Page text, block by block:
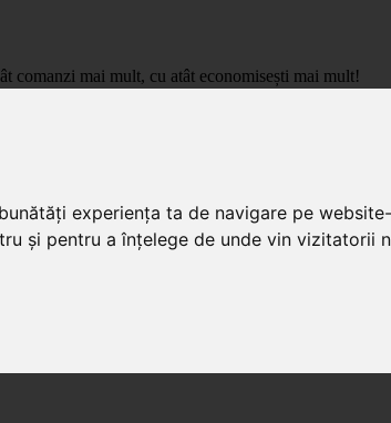
experiența ta de navigare pe
și pentru a înțelege de unde vin vizitatorii
comanzi mai mult, cu atât economisești mai mult!
cu livrare in toata Romania.